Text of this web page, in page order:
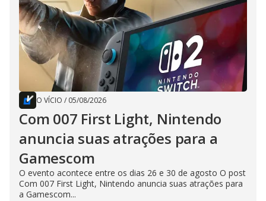
O VÍCIO / 05/08/2026
Com 007 First Light, Nintendo
anuncia suas atrações para a
Gamescom
O evento acontece entre os dias 26 e 30 de agosto O post
Com 007 First Light, Nintendo anuncia suas atrações para
a Gamescom...